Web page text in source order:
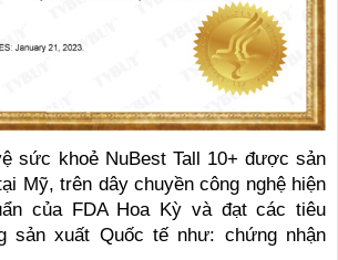
sức khoẻ NuBest Tall 10+ được sản
Mỹ, trên dây chuyền công nghệ hiện
của FDA Hoa Kỳ và đạt các tiêu
sản xuất Quốc tế như: chứng nhận